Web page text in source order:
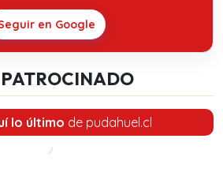
en Google
lo último de pudahuel.cl